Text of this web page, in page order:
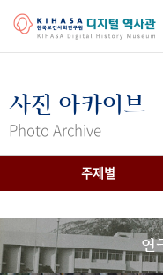
걸어온 길 기관 변천사
간행물 변천사
사진 아카이브
Photo Archive
주제별
연